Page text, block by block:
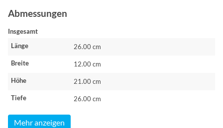
Abmessungen
Insgesamt
Länge
26.00 cm
Breite 12.00 cm
Höhe 21.00 cm
Tiefe 26.00 cm
Mehr anzeigen